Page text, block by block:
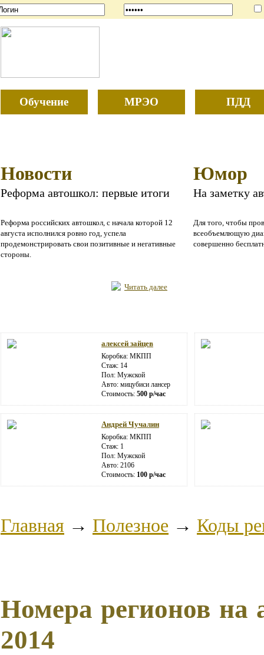
Обучение МРЭО ПДД
Новости
Реформа автошкол: первые итоги
Реформа российских автошкол, с начала которой 12
августа исполнился ровно год, успела
продемонстрировать свои позитивные и негативные
стороны.
Читать далее
Юмор
На заметку
Для того, чтобы
всеобъемлющую
совершенно
алексей зайцев
Коробка: МКПП
Стаж: 14
Пол: Мужской
Авто: мицубиси лансер
Стоимость: 500 р/час
Андрей Чучалин
Коробка: МКПП
Стаж: 1
Пол: Мужской
Авто: 2106
Стоимость: 100 р/час
Главная → Полезное → Коды
Номера регионов на
2014